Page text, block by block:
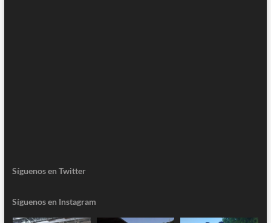
Síguenos en Twitter
Síguenos en Instagram